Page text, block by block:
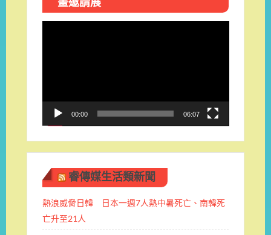
00:00 06:07
睿傳媒生活類新聞
熱浪威脅日韓 日本一週7人熱中暑死亡、南韓死
亡升至21人